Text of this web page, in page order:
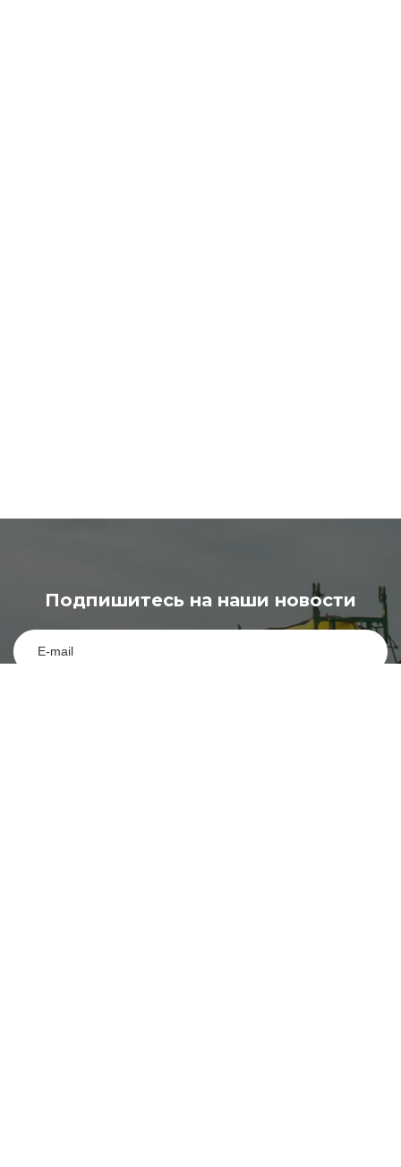
Подпишитесь на наши новости